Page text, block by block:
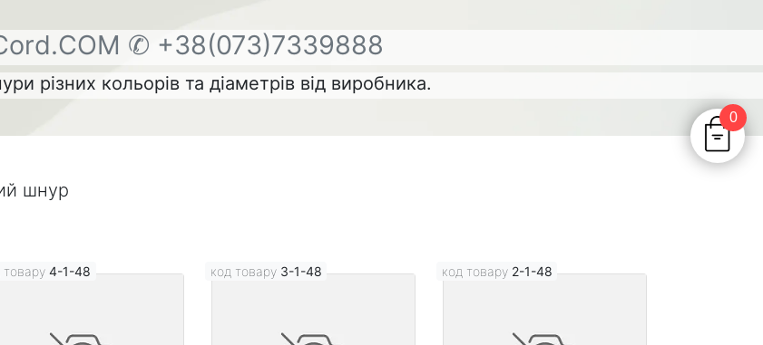
✆ +38(073)7339888
різних кольорів та діаметрів від виробника.
0
шнур
товару 4-1-48 код товару 3-1-48 код товару 2-1-48